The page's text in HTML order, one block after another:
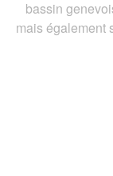
bassin
mais également